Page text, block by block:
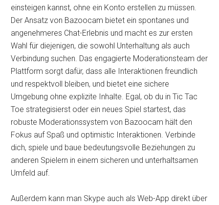
einsteigen kannst, ohne ein Konto erstellen zu müssen.
Der Ansatz von Bazoocam bietet ein spontanes und
angenehmeres Chat-Erlebnis und macht es zur ersten
Wahl für diejenigen, die sowohl Unterhaltung als auch
Verbindung suchen. Das engagierte Moderationsteam der
Plattform sorgt dafür, dass alle Interaktionen freundlich
und respektvoll bleiben, und bietet eine sichere
Umgebung ohne explizite Inhalte. Egal, ob du in Tic Tac
Toe strategisierst oder ein neues Spiel startest, das
robuste Moderationssystem von Bazoocam hält den
Fokus auf Spaß und optimistic Interaktionen. Verbinde
dich, spiele und baue bedeutungsvolle Beziehungen zu
anderen Spielern in einem sicheren und unterhaltsamen
Umfeld auf.
Außerdem kann man Skype auch als Web-App direkt über